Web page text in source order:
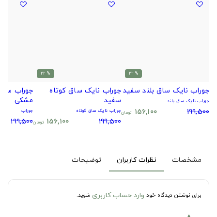
% 22
جوراب نایک ساق بلند سفید
جوراب نایک ساق بلند
199,500
156,100 تومان
% 22
جوراب نایک ساق کوتاه
سفید
جوراب نایک ساق کوتاه
199,500
156,100 تومان
جوراب
مشکی
جوراب
199,500
مشخصات نظرات کاربران توضیحات
برای نوشتن دیدگاه خود وارد حساب کاربری شوید.